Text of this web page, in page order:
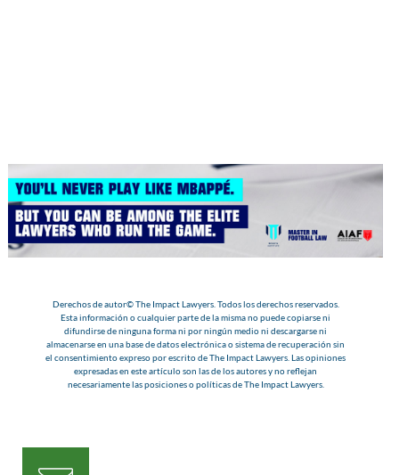
Derechos de autor© The Impact Lawyers. Todos los derechos reservados.
Esta información o cualquier parte de la misma no puede copiarse ni
difundirse de ninguna forma ni por ningún medio ni descargarse ni
almacenarse en una base de datos electrónica o sistema de recuperación sin
el consentimiento expreso por escrito de The Impact Lawyers. Las opiniones
expresadas en este artículo son las de los autores y no reflejan
necesariamente las posiciones o políticas de The Impact Lawyers.